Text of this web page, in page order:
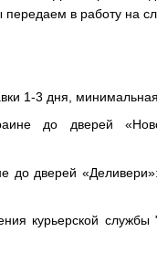
в работу на
1-3 дня,
до дверей
до дверей
курьерской